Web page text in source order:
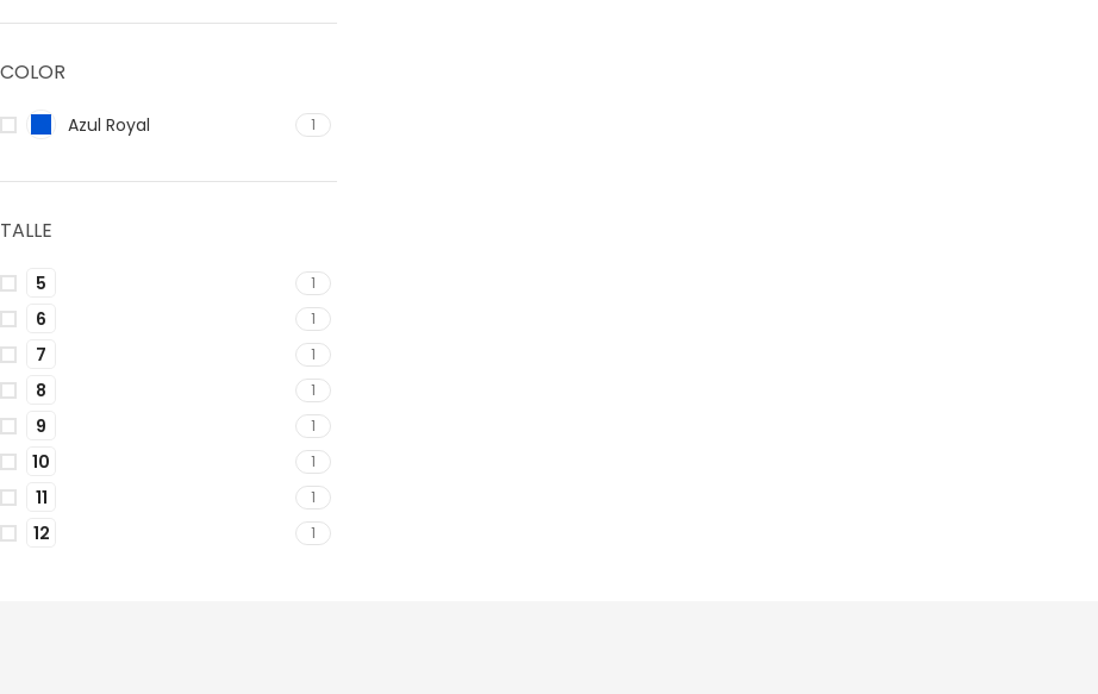
COLOR
Azul Royal 1
TALLE
5 1
6 1
7 1
8 1
9 1
10 1
11 1
12 1